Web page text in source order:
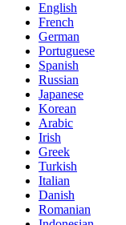
English
French
German
Portuguese
Spanish
Russian
Japanese
Korean
Arabic
Irish
Greek
Turkish
Italian
Danish
Romanian